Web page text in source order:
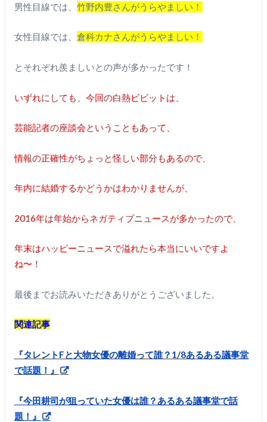
男性目線では、 竹野内豊さんがうらやましい！
女性目線では、 倉科カナさんがうらやましい！
とそれぞれ羨ましいとの声が多かったです！
いずれにしても、今回の白熱ビビットは、
芸能記者の座談会ということもあって、
情報の正確性がちょっと怪しい部分もあるので、
年内に結婚するかどうかはわかりませんが、
2016年は年始からネガティブニュースが多かったので、
年末はハッピーニュースで溢れたら本当にいいですよ
ね〜！
最後までお読みいただきありがとうございました。
関連記事
『タレントFと大物女優の離婚って誰？1/8あるある議事堂
で話題！』
『今田耕司が狙っていた女優は誰？あるある議事堂で話
題！』